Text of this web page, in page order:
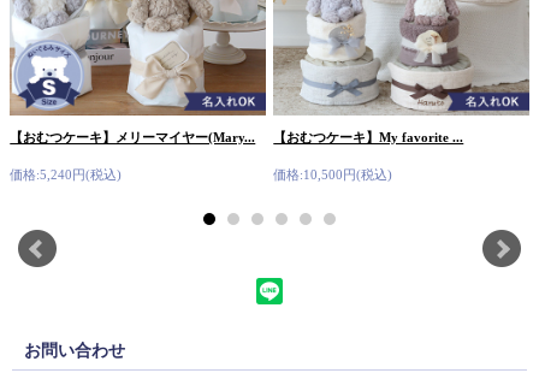
【おむつケーキ】メリーマイヤー(Mary...
価格:5,240円(税込)
【おむつケーキ】My favorite ...
価格:10,500円(税込)
お問い合わせ